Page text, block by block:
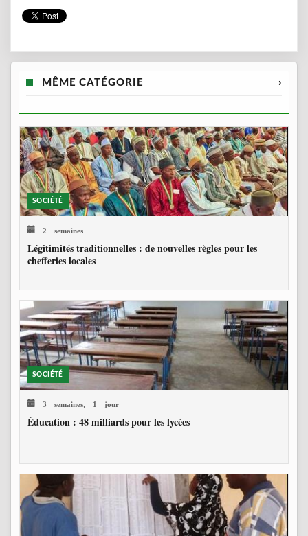
MÊME CATÉGORIE ›
SOCIÉTÉ
2 semaines
Légitimités traditionnelles : de nouvelles règles pour les
chefferies locales
SOCIÉTÉ
3 semaines, 1 jour
Éducation : 48 milliards pour les lycées